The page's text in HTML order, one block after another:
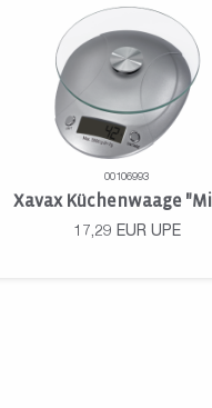
00106993
Xavax Küchenwaage
17,29 EUR UPE